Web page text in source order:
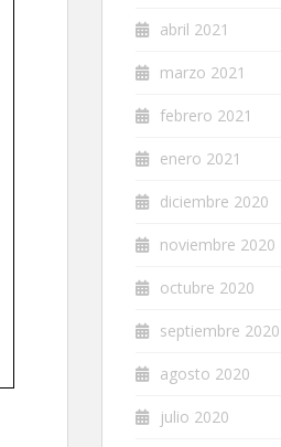
abril 2021
marzo 2021
febrero 2021
enero 2021
diciembre 2020
noviembre 2020
octubre 2020
septiembre 2020
agosto 2020
julio 2020